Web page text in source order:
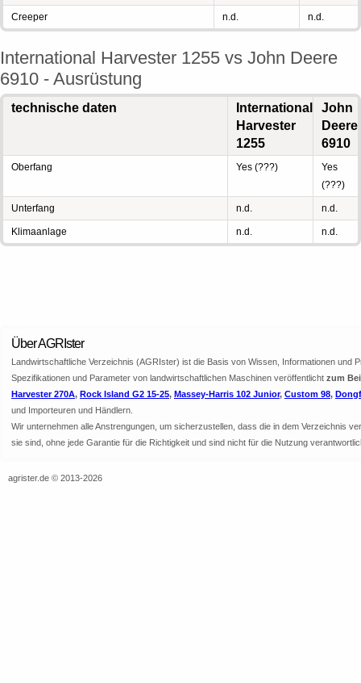
Creeper n.d. n.d.
International Harvester 1255 vs John Deere
6910 - Ausrüstung
technische daten
International
Harvester
1255
John
Deere
6910
Oberfang Yes (???)
Yes
(???)
Unterfang n.d. n.d.
Klimaanlage n.d. n.d.
Über AGRIster
Landwirtschaftliche Verzeichnis (AGRIster) ist die Basis von Wissen, Informationen
Spezifikationen und Parameter von landwirtschaftlichen Maschinen veröffentlicht zum
Harvester 270A, Rock Island G2 15-25, Massey-Harris 102 Junior, Custom 98,
und Importeuren und Händlern.
Wir unternehmen alle Anstrengungen, um sicherzustellen, dass die in dem Verzeichnis
sie sind, ohne jede Garantie für die Richtigkeit und sind nicht für die Nutzung
agrister.de © 2013-2026